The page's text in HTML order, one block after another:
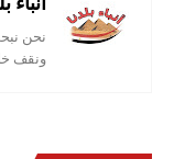
نحن
ونقف